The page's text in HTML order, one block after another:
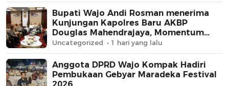
Bupati Wajo Andi Rosman menerima
Kunjungan Kapolres Baru AKBP
Douglas Mahendrajaya, Momentum
Memperkuat Sinergi
Uncategorized 1 hari yang lalu
Anggota DPRD Wajo Kompak Hadiri
Pembukaan Gebyar Maradeka Festival